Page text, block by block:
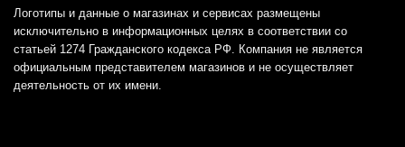
Логотипы и данные о магазинах и сервисах размещены
исключительно в информационных целях в соответствии со
статьей 1274 Гражданского кодекса РФ. Компания не является
официальным представителем магазинов и не осуществляет
деятельность от их имени.